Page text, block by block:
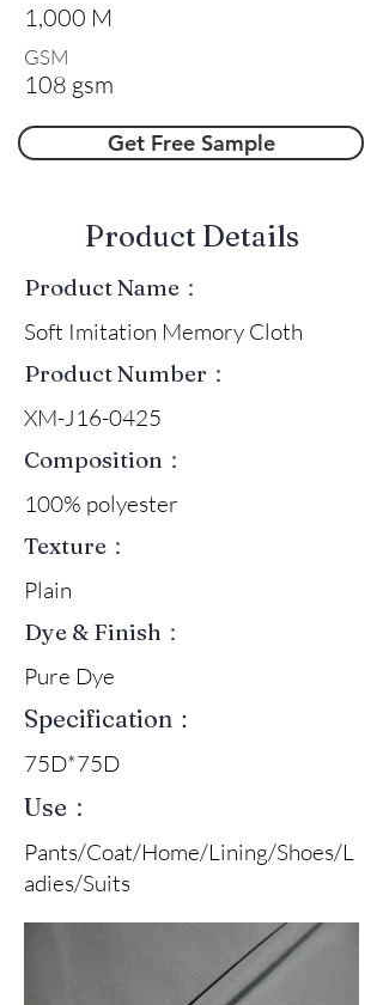
1,000 M
GSM
108 gsm
Get Free Sample
​Product Details
Product Name：
Soft Imitation Memory Cloth
Product Number：
XM-J16-0425
Composition：
100% polyester
Texture：
Plain
Dye & Finish：
Pure Dye
Specification：
75D*75D
Use：
Pants/Coat/Home/Lining/Shoes/L
adies/Suits